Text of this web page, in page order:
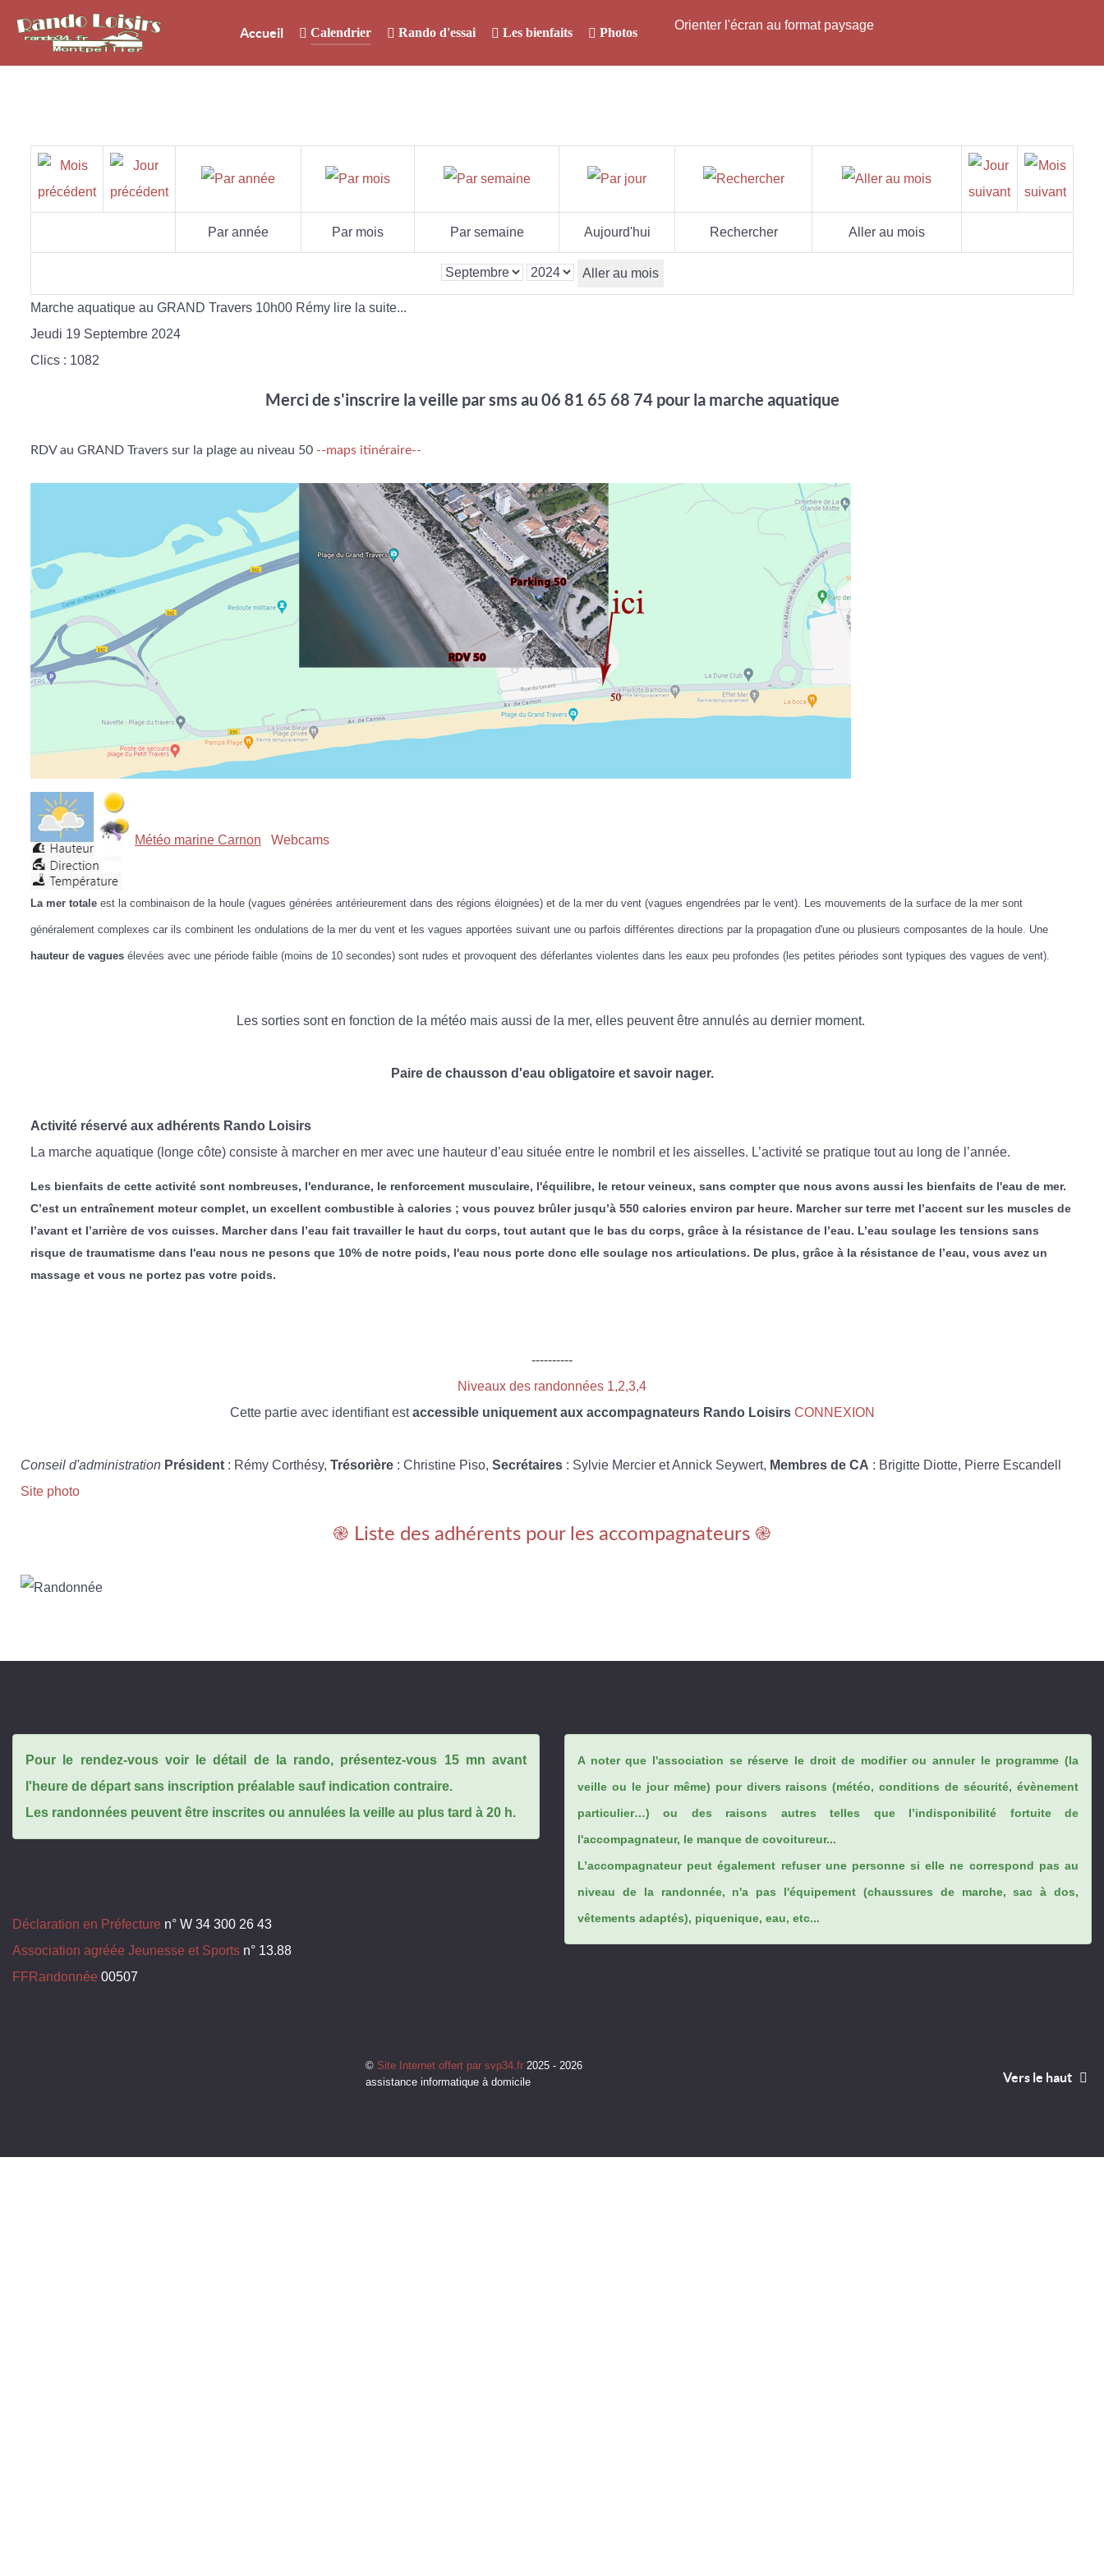
Accueil Calendrier Rando d'essai Les bienfaits Photos
Orienter l'écran au format paysage
Par année Par mois Par semaine Aujourd'hui Rechercher Aller au mois
Aller au mois
Marche aquatique au GRAND Travers 10h00 Rémy lire la suite...
Jeudi 19 Septembre 2024
Clics : 1082
Merci de s'inscrire la veille par sms au 06 81 65 68 74 pour la marche aquatique
RDV au GRAND Travers sur la plage au niveau 50 --maps itinéraire--
Météo marine Carnon Webcams
La mer totale est la combinaison de la houle (vagues générées antérieurement dans des régions éloignées) et de la mer du vent (vagues engendrées par le vent). Les mouvements de la surface de la mer sont
généralement complexes car ils combinent les ondulations de la mer du vent et les vagues apportées suivant une ou parfois différentes directions par la propagation d'une ou plusieurs composantes de la houle. Une
hauteur de vagues élevées avec une période faible (moins de 10 secondes) sont rudes et provoquent des déferlantes violentes dans les eaux peu profondes (les petites périodes sont typiques des vagues de vent).
Les sorties sont en fonction de la météo mais aussi de la mer, elles peuvent être annulés au dernier moment.
Paire de chausson d'eau obligatoire et savoir nager.
Activité réservé aux adhérents Rando Loisirs
La marche aquatique (longe côte) consiste à marcher en mer avec une hauteur d’eau située entre le nombril et les aisselles. L’activité se pratique tout au long de l’année.
Les bienfaits de cette activité sont nombreuses, l'endurance, le renforcement musculaire, l'équilibre, le retour veineux, sans compter que nous avons aussi les bienfaits de l'eau de mer.
C’est un entraînement moteur complet, un excellent combustible à calories ; vous pouvez brûler jusqu’à 550 calories environ par heure. Marcher sur terre met l’accent sur les muscles de
l’avant et l’arrière de vos cuisses. Marcher dans l’eau fait travailler le haut du corps, tout autant que le bas du corps, grâce à la résistance de l’eau. L’eau soulage les tensions sans
risque de traumatisme dans l'eau nous ne pesons que 10% de notre poids, l'eau nous porte donc elle soulage nos articulations. De plus, grâce à la résistance de l’eau, vous avez un
massage et vous ne portez pas votre poids.
----------
Niveaux des randonnées 1,2,3,4
Cette partie avec identifiant estaccessible uniquement aux accompagnateurs Rando Loisirs CONNEXION
Conseil d'administration Président : Rémy Corthésy, Trésorière : Christine Piso, Secrétaires : Sylvie Mercier et Annick Seywert, Membres de CA : Brigitte Diotte, Pierre Escandell
Site photo
֎ Liste des adhérents pour les accompagnateurs ֎
Pour le rendez-vous voir le détail de la rando, présentez-vous 15 mn avant
l'heure de départ sans inscription préalable sauf indication contraire.
Les randonnées peuvent être inscrites ou annulées la veille au plus tard à 20 h.
Déclaration en Préfecture n° W 34 300 26 43
Association agréée Jeunesse et Sports n° 13.88
FFRandonnée 00507
A noter que l'association se réserve le droit de modifier ou annuler le programme (la
veille ou le jour même) pour divers raisons (météo, conditions de sécurité, évènement
particulier…) ou des raisons autres telles que l’indisponibilité fortuite de
l'accompagnateur, le manque de covoitureur...
L’accompagnateur peut également refuser une personne si elle ne correspond pas au
niveau de la randonnée, n'a pas l'équipement (chaussures de marche, sac à dos,
vêtements adaptés), piquenique, eau, etc...
© Site Internet offert par svp34.fr 2025 - 2026
assistance informatique à domicile
Vers le haut